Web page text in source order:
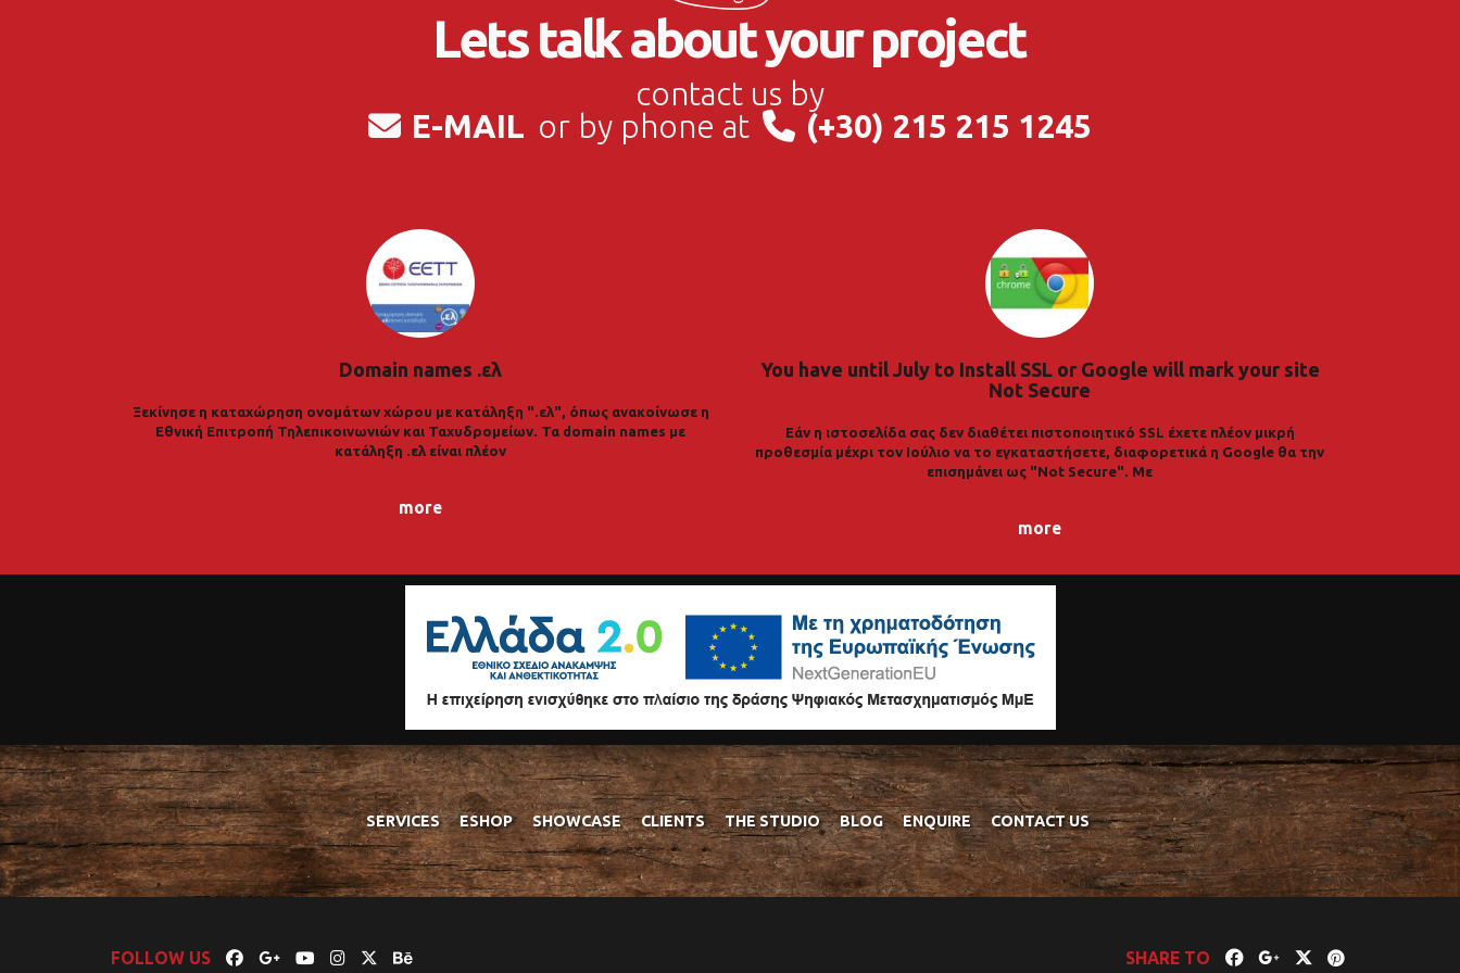
Lets talk about your project
contact us by
E-MAIL or by phone at (+30) 215 215 1245
Domain names .ελ
Ξεκίνησε η καταχώρηση ονομάτων χώρου με κατάληξη ".ελ", όπως ανακοίνωσε η
Εθνική Επιτροπή Τηλεπικοινωνιών και Ταχυδρομείων. Τα domain names με
κατάληξη .ελ είναι πλέον
more
You have until July to Install SSL or Google will mark your site
Not Secure
Εάν η ιστοσελίδα σας δεν διαθέτει πιστοποιητικό SSL έχετε πλέον μικρή
προθεσμία μέχρι τον Ιούλιο να το εγκαταστήσετε, διαφορετικά η Google θα την
επισημάνει ως "Not Secure". Με
more
SERVICES ESHOP SHOWCASE CLIENTS THE STUDIO BLOG ENQUIRE CONTACT US
FOLLOW US SHARE TO